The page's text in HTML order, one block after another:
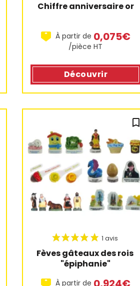
3 avis
Chiffre anniversaire or
À partir de 0,075€
/pièce HT
Découvrir
bookmark_outline
Fèves gâteaux des rois
"épiphanie"
À partir de